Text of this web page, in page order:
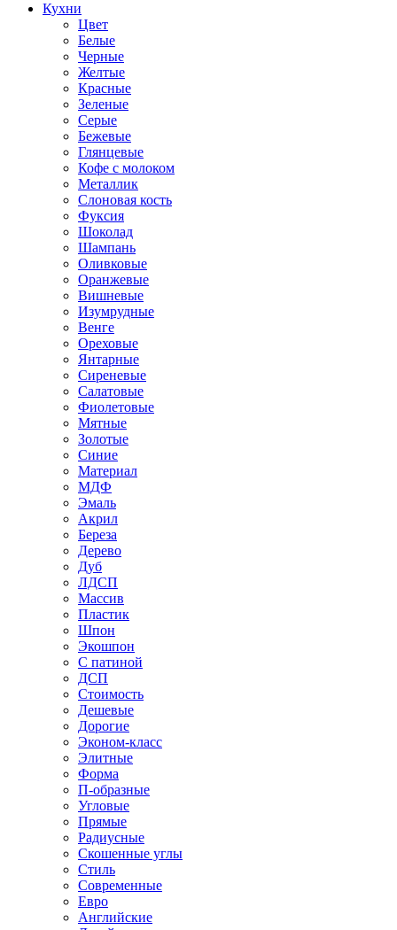
Кухни
Цвет
Белые
Черные
Желтые
Красные
Зеленые
Серые
Бежевые
Глянцевые
Кофе с молоком
Металлик
Слоновая кость
Фуксия
Шоколад
Шампань
Оливковые
Оранжевые
Вишневые
Изумрудные
Венге
Ореховые
Янтарные
Сиреневые
Салатовые
Фиолетовые
Мятные
Золотые
Синие
Материал
МДФ
Эмаль
Акрил
Береза
Дерево
Дуб
ЛДСП
Массив
Пластик
Шпон
Экошпон
С патиной
ДСП
Стоимость
Дешевые
Дорогие
Эконом-класс
Элитные
Форма
П-образные
Угловые
Прямые
Радиусные
Скошенные углы
Стиль
Современные
Евро
Английские